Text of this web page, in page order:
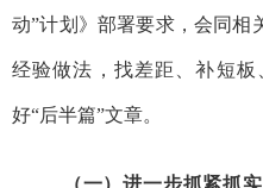
动”计划》部署要求，会同相
经验做法，找差距、补短
好“后半篇”文章。